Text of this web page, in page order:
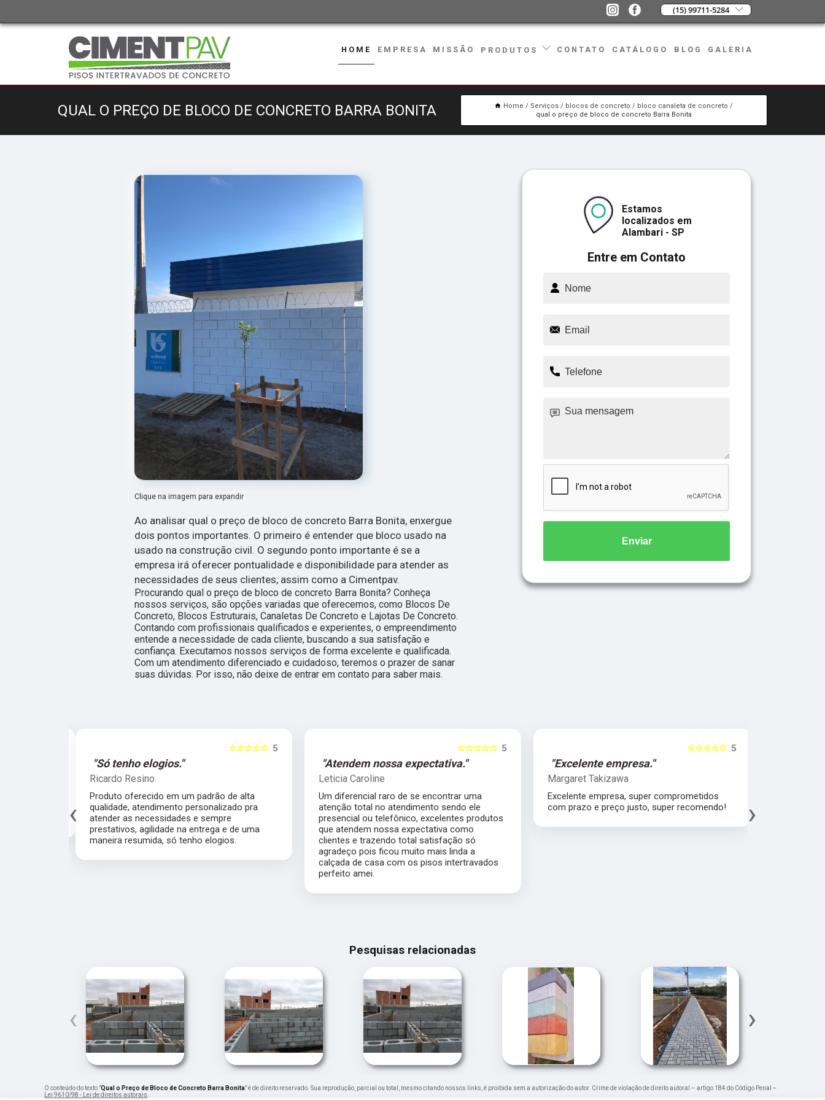
(15) 99711-5284
HOME EMPRESA MISSÃO PRODUTOS CONTATO CATÁLOGO BLOG GALERIA
QUAL O PREÇO DE BLOCO DE CONCRETO BARRA BONITA Home Serviços blocos de concreto
bloco canaleta de concreto
qual o preço de bloco de concreto Barra Bonita
Clique na imagem para expandir
Ao analisar qual o preço de bloco de concreto Barra Bonita, enxergue
dois pontos importantes. O primeiro é entender que bloco usado na
usado na construção civil. O segundo ponto importante é se a
empresa irá oferecer pontualidade e disponibilidade para atender as
necessidades de seus clientes, assim como a Cimentpav.
Procurando qual o preço de bloco de concreto Barra Bonita? Conheça
nossos serviços, são opções variadas que oferecemos, como Blocos De
Concreto, Blocos Estruturais, Canaletas De Concreto e Lajotas De Concreto.
Contando com profissionais qualificados e experientes, o empreendimento
entende a necessidade de cada cliente, buscando a sua satisfação e
confiança. Executamos nossos serviços de forma excelente e qualificada.
Com um atendimento diferenciado e cuidadoso, teremos o prazer de sanar
suas dúvidas. Por isso, não deixe de entrar em contato para saber mais.
Entre em Contato
Estamos
localizados em
Alambari - SP
Enviar
em um padrão de alta
personalizado pra
necessidades e sempre prestativos,
entrega e de uma maneira resumida,
"Atendem nossa expectativa."
Um diferencial raro de se encontrar uma
atenção total no atendimento sendo ele
presencial ou telefônico, excelentes produtos
que atendem nossa expectativa como
clientes e trazendo total satisfação só
agradeço pois ficou muito mais linda a
calçada de casa com os pisos intertravados
"Excelente empresa."
Excelente empresa, super comprometidos
com prazo e preço justo, super recomendo!
"Melhor qualidade de material."
Melhor atendimento, e a melhor qualidade
material, agradeço todo a cimentpav pelo
fábrica espatular e muito sucesso no
mercado.
‹ ›
Pesquisas relacionadas
‹ ›
O conteúdo do texto "Qual o Preço de Bloco de Concreto Barra Bonita" é de direito reservado. Sua reprodução, parcial ou total, mesmo citando nossos links, é proibida sem a autorização do autor. Crime de violação de direito autoral – artigo 184 do Código Penal –
Lei 9610/98 - Lei de direitos autorais